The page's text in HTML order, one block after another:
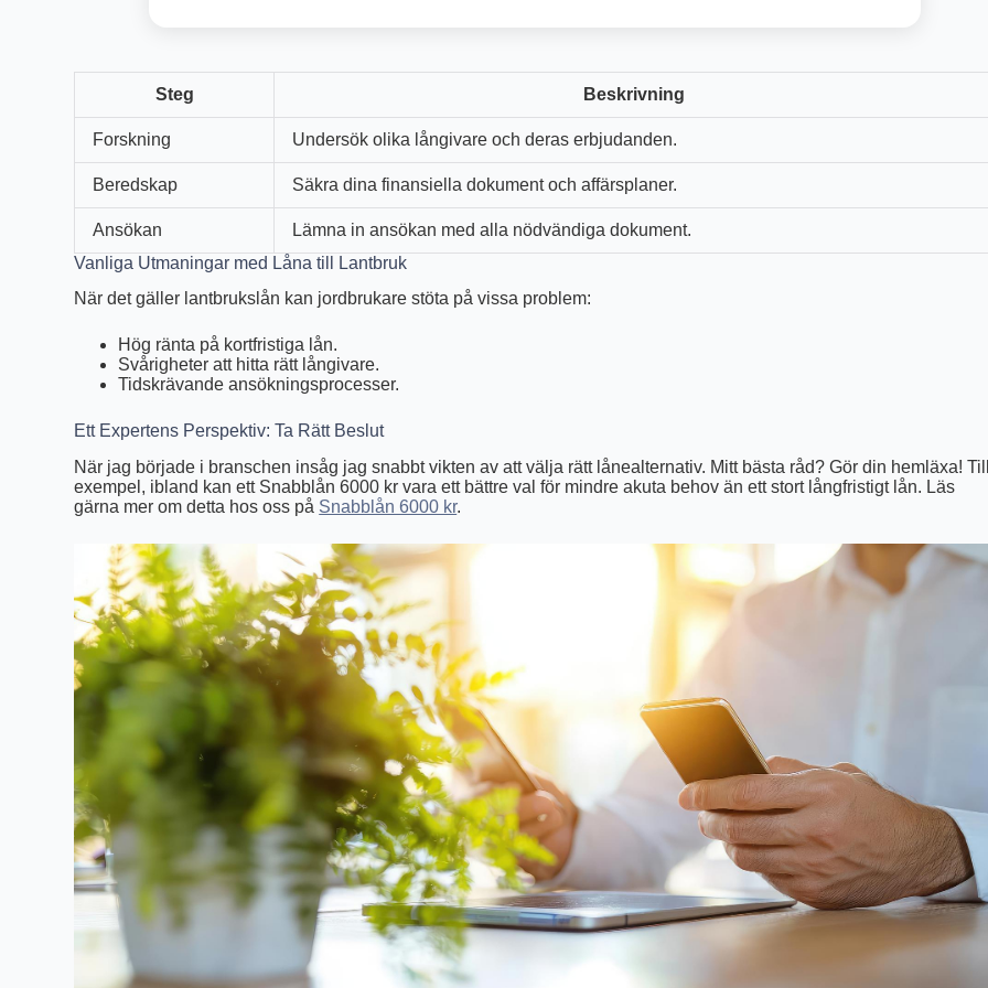
Steg Beskrivning
Forskning Undersök olika långivare och deras erbjudanden.
Beredskap Säkra dina finansiella dokument och affärsplaner.
Ansökan
Lämna in ansökan med alla nödvändiga dokument.
Vanliga Utmaningar med Låna till Lantbruk
När det gäller lantbrukslån kan jordbrukare stöta på vissa problem:
Hög ränta på kortfristiga lån.
Svårigheter att hitta rätt långivare.
Tidskrävande ansökningsprocesser.
Ett Expertens Perspektiv: Ta Rätt Beslut
När jag började i branschen insåg jag snabbt vikten av att välja rätt lånealternativ. Mitt bästa råd? Gör din hemläxa!
exempel, ibland kan ett Snabblån 6000 kr vara ett bättre val för mindre akuta behov än ett stort långfristigt lån. Läs
gärna mer om detta hos oss på Snabblån 6000 kr.